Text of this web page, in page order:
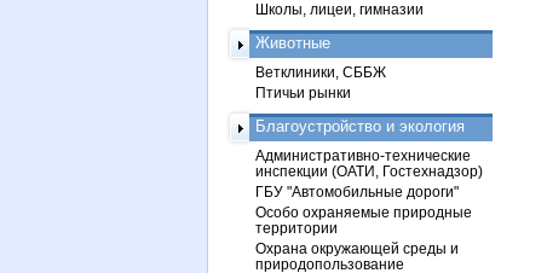
Школы, лицеи, гимназии
Животные
Ветклиники, СББЖ
Птичьи рынки
Благоустройство и экология
Административно-технические
инспекции (ОАТИ, Гостехнадзор)
ГБУ "Автомобильные дороги"
Особо охраняемые природные
территории
Охрана окружающей среды и
природопользование